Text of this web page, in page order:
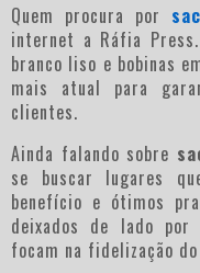
Quem procura por
internet a Ráfia
branco liso e bobinas
mais atual para
clientes.
Ainda falando sobre
se buscar lugares
benefício e ótimos
deixados de lado por
focam na fidelização